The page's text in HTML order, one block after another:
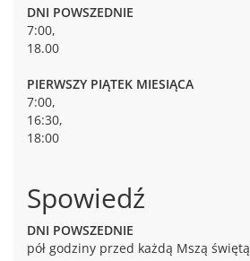
DNI POWSZEDNIE
7:00,
18.00
PIERWSZY PIĄTEK MIESIĄCA
7:00,
16:30,
18:00
Spowiedź
DNI POWSZEDNIE
pół godziny przed każdą Mszą świętą